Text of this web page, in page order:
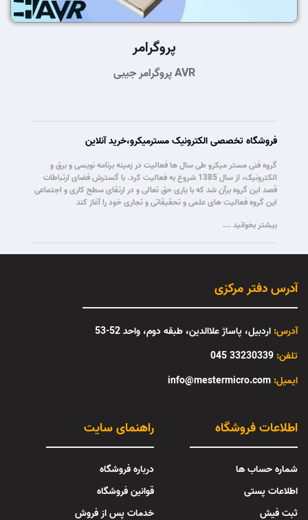
پروگرامر
پروگرامر جیبی AVR
فروشگاه تخصصی الکترونیک مسترمیکرو،خرید آنلاین
گروه فنی مستر میکرو طی سال ها فعالیت در زمینه برنامه نویسی و برق و
الکترونیک، از سال 1385 شروع به فعالیت کرد. با گسترش فضای ارتباطات
قصد این گروه برآن شد که با یاری حق تعالی و در ارتقای سطح کاری و اجتماعی
این گروه فعالیت های علمی و تحقیقاتی و تجاری خود را آغاز کند
بیشتر بخوانید ...
آدرس دفتر مرکزی
آدرس: اردبیل، پاساژ علاالدین، طبقه دوم، واحد 52-53
تلفن: 33230339 045
info@mestermicro.com :ایمیل
راهنمای سایت
درباره فروشگاه
قوانین فروشگاه
خدمات پس از فروش
اطلاعات فروشگاه
شماره حساب ها
اطلاعات پستی
ثبت فیش